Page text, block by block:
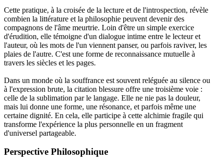
Cette pratique, à la croisée de la lecture et de l'introspection, révèle
combien la littérature et la philosophie peuvent devenir des
compagnons de l'âme meurtrie. Loin d'être un simple exercice
d'érudition, elle témoigne d'un dialogue intime entre le lecteur et
l'auteur, où les mots de l'un viennent panser, ou parfois raviver, les
plaies de l'autre. C'est une forme de reconnaissance mutuelle à
travers les siècles et les pages.
Dans un monde où la souffrance est souvent reléguée au silence ou
à l'expression brute, la citation blessure offre une troisième voie :
celle de la sublimation par le langage. Elle ne nie pas la douleur,
mais lui donne une forme, une résonance, et parfois même une
certaine dignité. En cela, elle participe à cette alchimie fragile qui
transforme l'expérience la plus personnelle en un fragment
d'universel partageable.
Perspective Philosophique